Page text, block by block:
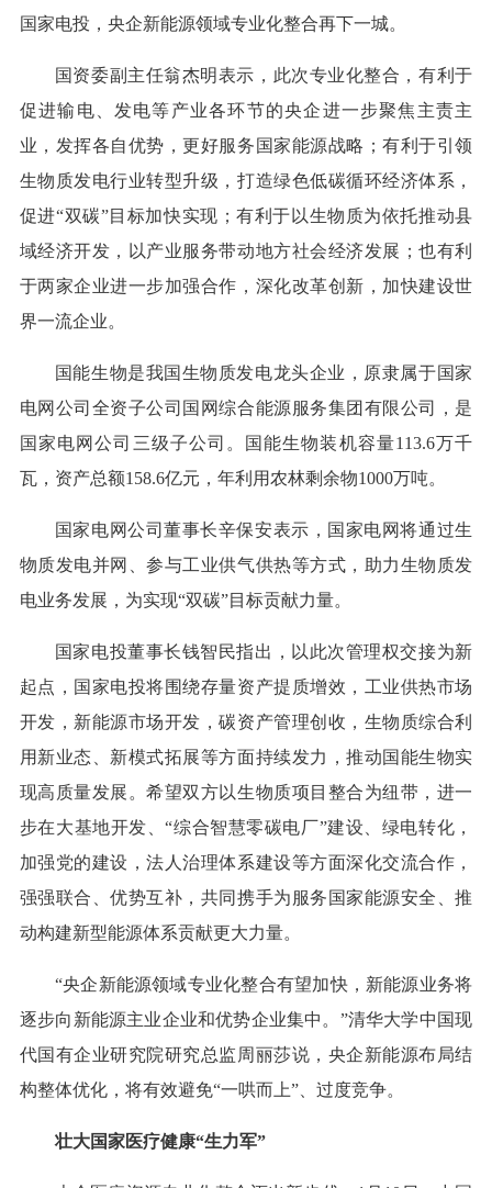
国家电投，央企新能源领域专业化整合再下一城。
国资委副主任翁杰明表示，此次专业化整合，有利于
促进输电、发电等产业各环节的央企进一步聚焦主责主
业，发挥各自优势，更好服务国家能源战略；有利于引领
生物质发电行业转型升级，打造绿色低碳循环经济体系，
促进“双碳”目标加快实现；有利于以生物质为依托推动县
域经济开发，以产业服务带动地方社会经济发展；也有利
于两家企业进一步加强合作，深化改革创新，加快建设世
界一流企业。
国能生物是我国生物质发电龙头企业，原隶属于国家
电网公司全资子公司国网综合能源服务集团有限公司，是
国家电网公司三级子公司。国能生物装机容量113.6万千
瓦，资产总额158.6亿元，年利用农林剩余物1000万吨。
国家电网公司董事长辛保安表示，国家电网将通过生
物质发电并网、参与工业供气供热等方式，助力生物质发
电业务发展，为实现“双碳”目标贡献力量。
国家电投董事长钱智民指出，以此次管理权交接为新
起点，国家电投将围绕存量资产提质增效，工业供热市场
开发，新能源市场开发，碳资产管理创收，生物质综合利
用新业态、新模式拓展等方面持续发力，推动国能生物实
现高质量发展。希望双方以生物质项目整合为纽带，进一
步在大基地开发、“综合智慧零碳电厂”建设、绿电转化，
加强党的建设，法人治理体系建设等方面深化交流合作，
强强联合、优势互补，共同携手为服务国家能源安全、推
动构建新型能源体系贡献更大力量。
“央企新能源领域专业化整合有望加快，新能源业务将
逐步向新能源主业企业和优势企业集中。”清华大学中国现
代国有企业研究院研究总监周丽莎说，央企新能源布局结
构整体优化，将有效避免“一哄而上”、过度竞争。
壮大国家医疗健康“生力军”